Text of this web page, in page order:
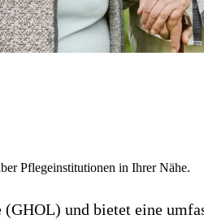
Pflegeinstitutionen in Ihrer Nähe.
und bietet eine